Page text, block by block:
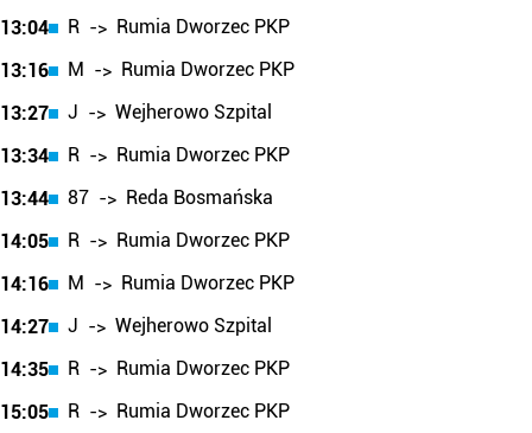
13:04
R -> Rumia Dworzec PKP
13:16
M -> Rumia Dworzec PKP
13:27
J -> Wejherowo Szpital
13:34
R -> Rumia Dworzec PKP
13:44
87 -> Reda Bosmańska
14:05
R -> Rumia Dworzec PKP
14:16
M -> Rumia Dworzec PKP
14:27
J -> Wejherowo Szpital
14:35
R -> Rumia Dworzec PKP
15:05
R -> Rumia Dworzec PKP